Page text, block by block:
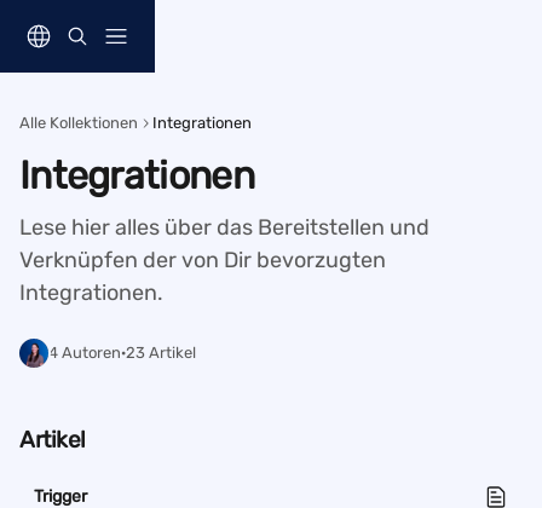
Alle Kollektionen Integrationen
Integrationen
Lese hier alles über das Bereitstellen und
Verknüpfen der von Dir bevorzugten
Integrationen.
4 Autoren·23 Artikel
Artikel
Trigger